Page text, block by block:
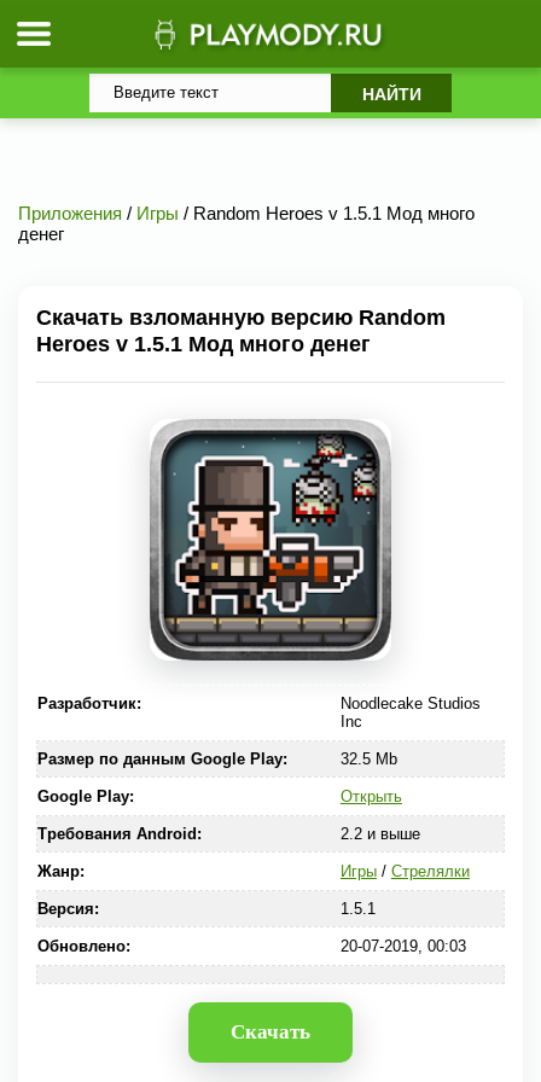
Приложения / Игры / Random Heroes v 1.5.1 Мод много
денег
Скачать взломанную версию Random
Heroes v 1.5.1 Мод много денег
Разработчик:
Noodlecake Studios
Inc
Размер по данным Google Play: 32.5 Mb
Google Play: Открыть
Требования Android: 2.2 и выше
Жанр: Игры/ Стрелялки
Версия: 1.5.1
Обновлено: 20-07-2019, 00:03
Скачать